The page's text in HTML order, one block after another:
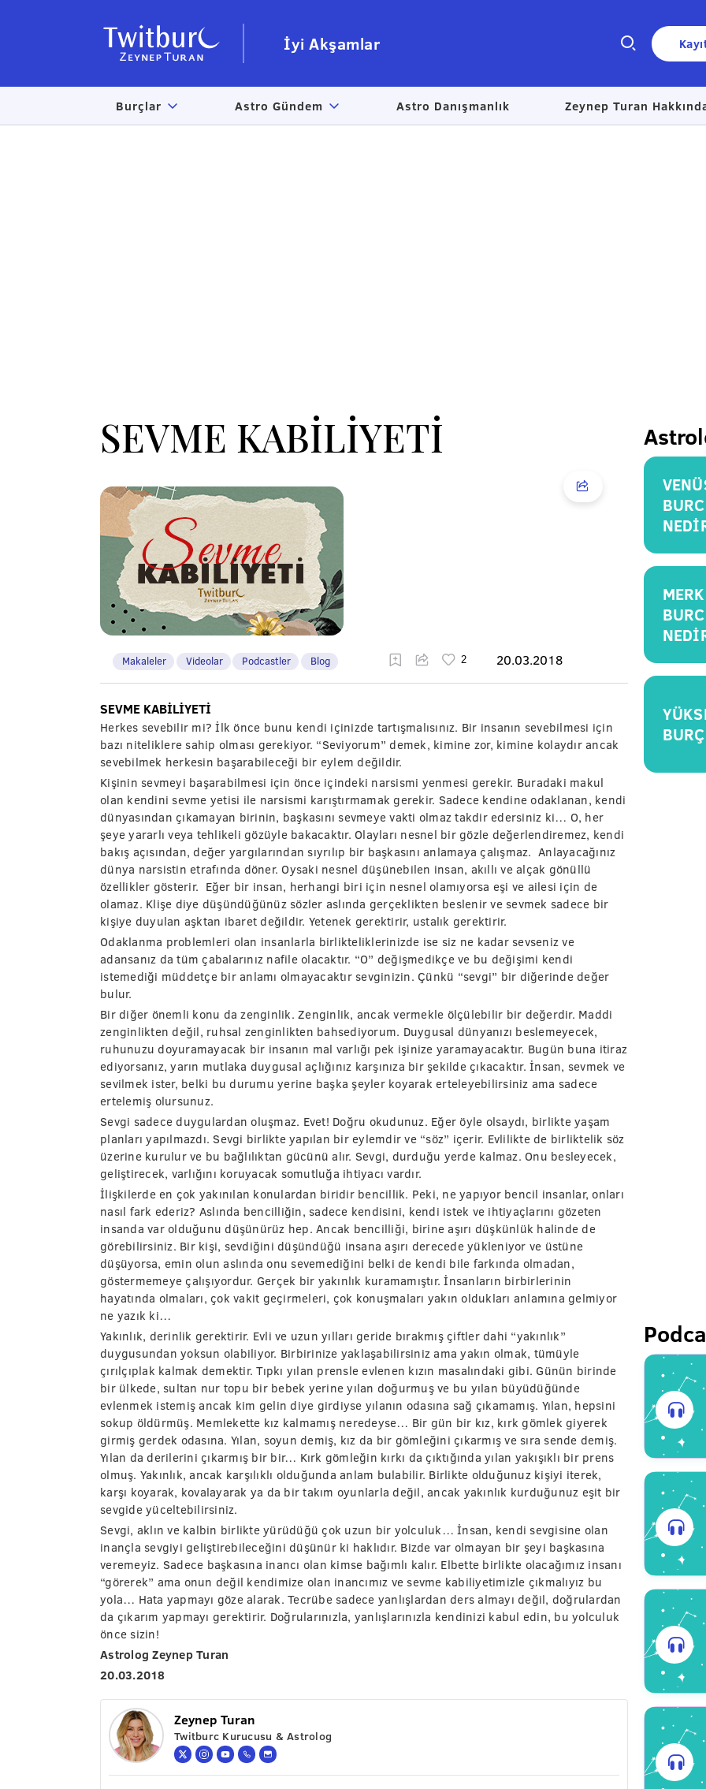
İyi Akşamlar
Burçlar Astro Gündem Astro Danışmanlık Zeynep Turan
SEVME KABİLİYETİ
Makaleler Videolar Podcastler Blog 20.03.2018
SEVME KABİLİYETİ
Herkes sevebilir mi? İlk önce bunu kendi içinizde tartışmalısınız. Bir insanın sevebilmesi için
bazı niteliklere sahip olması gerekiyor. “Seviyorum” demek, kimine zor, kimine kolaydır ancak
sevebilmek herkesin başarabileceği bir eylem değildir.
Kişinin sevmeyi başarabilmesi için önce içindeki narsismi yenmesi gerekir. Buradaki makul
olan kendini sevme yetisi ile narsismi karıştırmamak gerekir. Sadece kendine odaklanan, kendi
dünyasından çıkamayan birinin, başkasını sevmeye vakti olmaz takdir edersiniz ki… O, her
şeye yararlı veya tehlikeli gözüyle bakacaktır. Olayları nesnel bir gözle değerlendiremez, kendi
bakış açısından, değer yargılarından sıyrılıp bir başkasını anlamaya çalışmaz. Anlayacağınız
dünya narsistin etrafında döner. Oysaki nesnel düşünebilen insan, akıllı ve alçak gönüllü
özellikler gösterir. Eğer bir insan, herhangi biri için nesnel olamıyorsa eşi ve ailesi için de
olamaz. Klişe diye düşündüğünüz sözler aslında gerçeklikten beslenir ve sevmek sadece bir
kişiye duyulan aşktan ibaret değildir. Yetenek gerektirir, ustalık gerektirir.
Odaklanma problemleri olan insanlarla birlikteliklerinizde ise siz ne kadar sevseniz ve
adansanız da tüm çabalarınız nafile olacaktır. “O” değişmedikçe ve bu değişimi kendi
istemediği müddetçe bir anlamı olmayacaktır sevginizin. Çünkü “sevgi” bir diğerinde değer
bulur.
Bir diğer önemli konu da zenginlik. Zenginlik, ancak vermekle ölçülebilir bir değerdir. Maddi
zenginlikten değil, ruhsal zenginlikten bahsediyorum. Duygusal dünyanızı beslemeyecek,
ruhunuzu doyuramayacak bir insanın mal varlığı pek işinize yaramayacaktır. Bugün buna itiraz
ediyorsanız, yarın mutlaka duygusal açlığınız karşınıza bir şekilde çıkacaktır. İnsan, sevmek ve
sevilmek ister, belki bu durumu yerine başka şeyler koyarak erteleyebilirsiniz ama sadece
ertelemiş olursunuz.
Sevgi sadece duygulardan oluşmaz. Evet! Doğru okudunuz. Eğer öyle olsaydı, birlikte yaşam
planları yapılmazdı. Sevgi birlikte yapılan bir eylemdir ve “söz” içerir. Evlilikte de birliktelik söz
üzerine kurulur ve bu bağlılıktan gücünü alır. Sevgi, durduğu yerde kalmaz. Onu besleyecek,
geliştirecek, varlığını koruyacak somutluğa ihtiyacı vardır.
İlişkilerde en çok yakınılan konulardan biridir bencillik. Peki, ne yapıyor bencil insanlar, onları
nasıl fark ederiz? Aslında bencilliğin, sadece kendisini, kendi istek ve ihtiyaçlarını gözeten
insanda var olduğunu düşünürüz hep. Ancak bencilliği, birine aşırı düşkünlük halinde de
görebilirsiniz. Bir kişi, sevdiğini düşündüğü insana aşırı derecede yükleniyor ve üstüne
düşüyorsa, emin olun aslında onu sevemediğini belki de kendi bile farkında olmadan,
göstermemeye çalışıyordur. Gerçek bir yakınlık kuramamıştır. İnsanların birbirlerinin
hayatında olmaları, çok vakit geçirmeleri, çok konuşmaları yakın oldukları anlamına gelmiyor
ne yazık ki…
Yakınlık, derinlik gerektirir. Evli ve uzun yılları geride bırakmış çiftler dahi “yakınlık”
duygusundan yoksun olabiliyor. Birbirinize yaklaşabilirsiniz ama yakın olmak, tümüyle
çırılçıplak kalmak demektir. Tıpkı yılan prensle evlenen kızın masalındaki gibi. Günün birinde
bir ülkede, sultan nur topu bir bebek yerine yılan doğurmuş ve bu yılan büyüdüğünde
evlenmek istemiş ancak kim gelin diye girdiyse yılanın odasına sağ çıkamamış. Yılan, hepsini
sokup öldürmüş. Memlekette kız kalmamış neredeyse… Bir gün bir kız, kırk gömlek giyerek
girmiş gerdek odasına. Yılan, soyun demiş, kız da bir gömleğini çıkarmış ve sıra sende demiş.
Yılan da derilerini çıkarmış bir bir… Kırk gömleğin kırkı da çıktığında yılan yakışıklı bir prens
olmuş. Yakınlık, ancak karşılıklı olduğunda anlam bulabilir. Birlikte olduğunuz kişiyi iterek,
karşı koyarak, kovalayarak ya da bir takım oyunlarla değil, ancak yakınlık kurduğunuz eşit bir
sevgide yüceltebilirsiniz.
Sevgi, aklın ve kalbin birlikte yürüdüğü çok uzun bir yolculuk… İnsan, kendi sevgisine olan
inançla sevgiyi geliştirebileceğini düşünür ki haklıdır. Bizde var olmayan bir şeyi başkasına
veremeyiz. Sadece başkasına inancı olan kimse bağımlı kalır. Elbette birlikte olacağımız insanı
“görerek” ama onun değil kendimize olan inancımız ve sevme kabiliyetimizle çıkmalıyız bu
yola… Hata yapmayı göze alarak. Tecrübe sadece yanlışlardan ders almayı değil, doğrulardan
da çıkarım yapmayı gerektirir. Doğrularınızla, yanlışlarınızla kendinizi kabul edin, bu yolculuk
önce sizin!
Astrolog Zeynep Turan
20.03.2018
Zeynep Turan
Twitburc Kurucusu & Astrolog
BURÇ